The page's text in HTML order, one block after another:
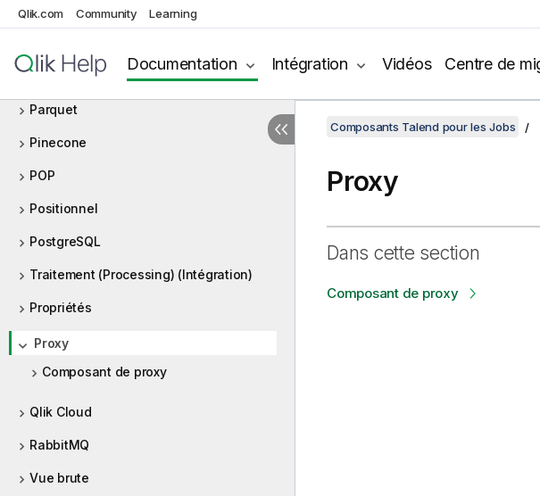
Qlik.com Community Learning
Documentation Intégration Vidéos Centre de
Oracle
Orchestration (Intégration)
Parquet
Pinecone
POP
Positionnel
PostgreSQL
Traitement (Processing) (Intégration)
Propriétés
Proxy
Composant de proxy
Qlik Cloud
RabbitMQ
Vue brute
Composants Talend pour les Jobs
Proxy
Dans cette section
Composant de proxy